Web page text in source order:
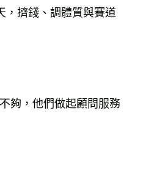
，擠錢、調體質與賽道
夠，他們做起顧問服務